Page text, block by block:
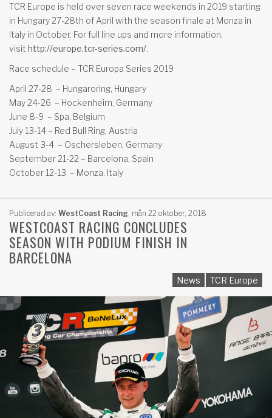
TCR Europe is held over seven race weekends in 2019 starting
in Hungary 27-28th of April with the season finale at Monza in
Italy in October. For full line ups and more information,
visit http://europe.tcr-series.com/
Race schedule – TCR Europa Series 2019
April 27-28 – Hungaroring, Hungary
May 24-26 – Hockenheim, Germany
June 8-9 – Spa, Belgium
July 13-14 – Red Bull Ring, Austria
August 3-4 – Oschersleben, Germany
September 21-22 – Barcelona, Spain
October 12-13 – Monza, Italy
Publicerad av: WestCoast Racing mån 22 oktober, 2018
WESTCOAST RACING CONCLUDES
SEASON WITH PODIUM FINISH IN
BARCELONA
News TCR Europe